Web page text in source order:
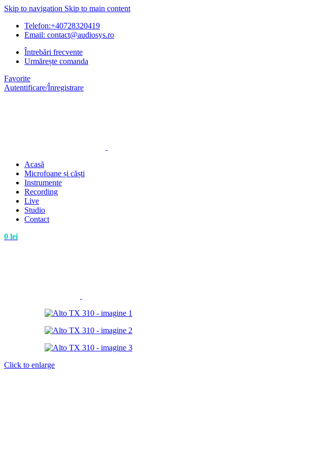
Skip to navigation Skip to main content
Telefon:+40728320419
Email: contact@audiosys.ro
Întrebări frecvente
Urmărește comanda
Favorite
Autentificare/Înregistrare
Acasă
Microfoane și căști
Instrumente
Recording
Live
Studio
Contact
0 lei
Click to enlarge